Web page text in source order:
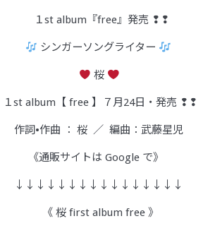
１st album『free』発売 ❢❢
シンガーソングライター
桜
１st album【 free 】７月24日・発売 ❢❢
作詞•作曲 ： 桜 ／ 編曲：武藤星児
《通販サイトは Google で》
↓↓↓↓↓↓↓↓↓↓↓↓↓↓↓↓
《 桜 first album free 》